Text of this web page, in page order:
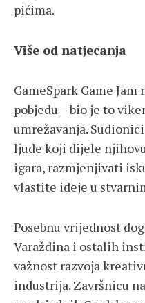
pićima.
Više od natjecanja
GameSpark Game
pobjedu – bio je to
umrežavanja.
ljude koji dijele
igara, razmjenjivati
vlastite ideje u
Posebnu vrijednost
Varaždina i ostalih
važnost razvoja
industrija. Završnicu